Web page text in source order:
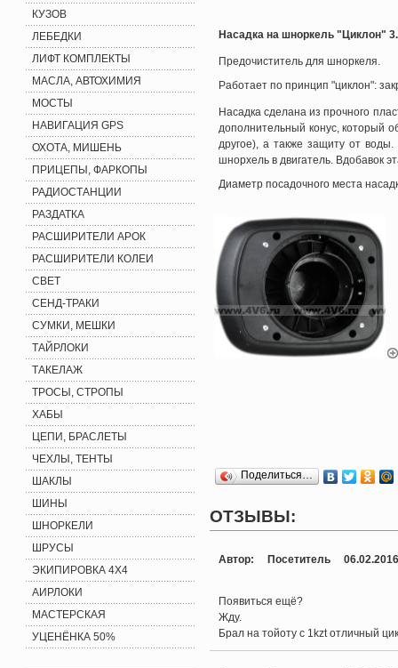
КУЗОВ
ЛЕБЕДКИ
ЛИФТ КОМПЛЕКТЫ
МАСЛА, АВТОХИМИЯ
МОСТЫ
НАВИГАЦИЯ GPS
ОХОТА, МИШЕНЬ
ПРИЦЕПЫ, ФАРКОПЫ
РАДИОСТАНЦИИ
РАЗДАТКА
РАСШИРИТЕЛИ АРОК
РАСШИРИТЕЛИ КОЛЕИ
СВЕТ
СЕНД-ТРАКИ
СУМКИ, МЕШКИ
ТАЙРЛОКИ
ТАКЕЛАЖ
ТРОСЫ, СТРОПЫ
ХАБЫ
ЦЕПИ, БРАСЛЕТЫ
ЧЕХЛЫ, ТЕНТЫ
ШАКЛЫ
ШИНЫ
ШНОРКЕЛИ
ШРУСЫ
ЭКИПИРОВКА 4X4
АИРЛОКИ
МАСТЕРСКАЯ
УЦЕНЁНКА 50%
Насадка на шноркель "Циклон"
Предочиститель для шноркеля.
Работает по принцип "циклон":
Насадка сделана из прочного
дополнительный конус, который
другое), а также защиту от
шнорхель в двигатель. Вдобавок
Диаметр посадочного места
Поделиться…
ОТЗЫВЫ:
Автор: Посетитель 06.02.2016
Появиться ещё?
Жду.
Брал на тойоту с 1kzt отличный